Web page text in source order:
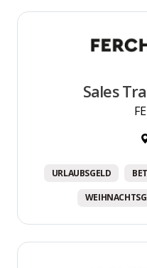
Sales
URLAUBSGELD